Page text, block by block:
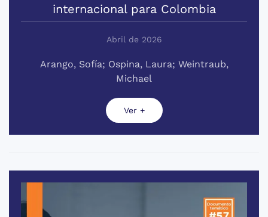
internacional para Colombia
Abril de 2026
Arango, Sofía; Ospina, Laura; Weintraub,
Michael
Ver +